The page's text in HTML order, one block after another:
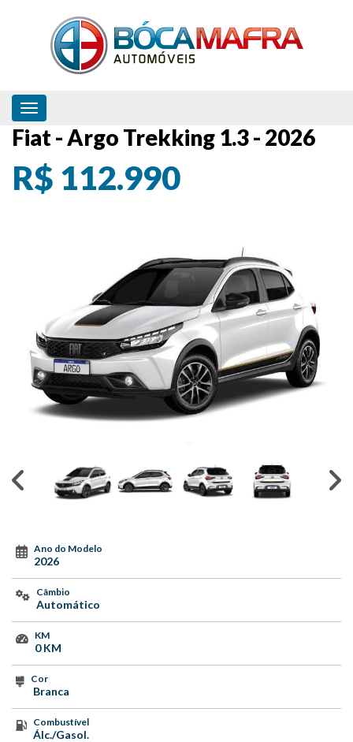
Toggle navigation
Fiat - Argo Trekking 1.3 - 2026
R$ 112.990
Ano do Modelo
2026
Câmbio
Automático
KM
0 KM
Cor
Branca
Combustível
Álc./Gasol.